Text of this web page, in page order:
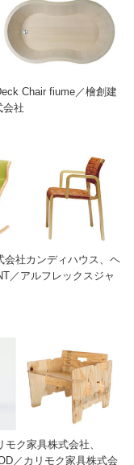
Chair fiume／檜創建
会社
会社カンディハウス、ヘ
／アルフレックスジャ
ク家具株式会社、
／カリモク家具株式会